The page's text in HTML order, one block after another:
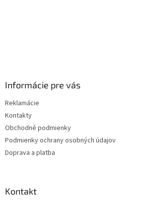
Informácie pre vás
Reklamácie
Kontakty
Obchodné podmienky
Podmienky ochrany osobných údajov
Doprava a platba
Kontakt